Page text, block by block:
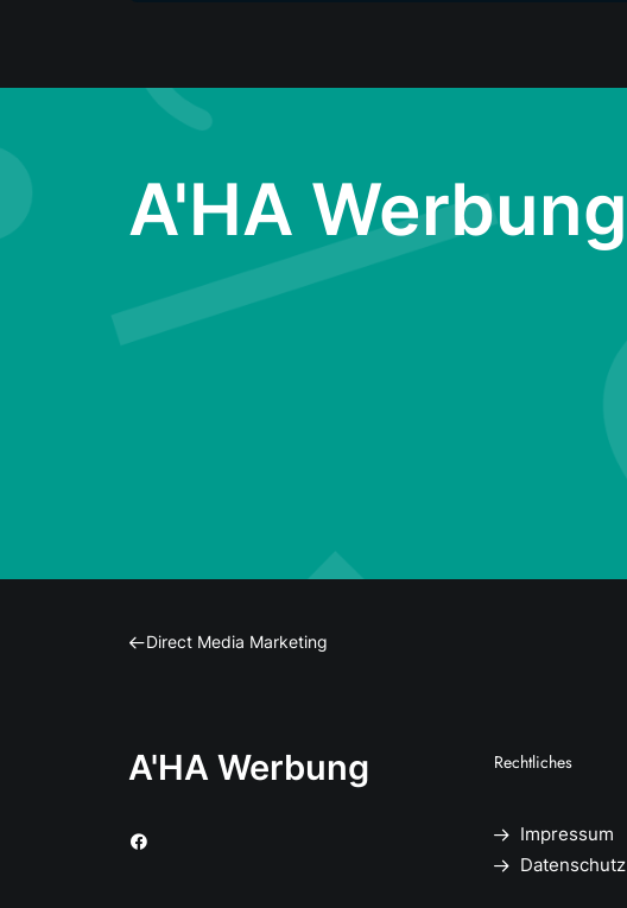
A'HA Werbung
Direct Media Marketing
A'HA Werbung Rechtliches
Impressum
Datenschutz